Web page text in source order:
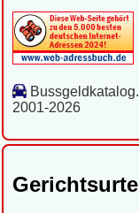
2001-2026